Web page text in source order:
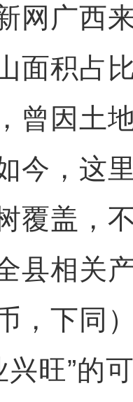
广西来
面积占
曾因土
今，这
覆盖，
县相关
，下同
兴旺”的